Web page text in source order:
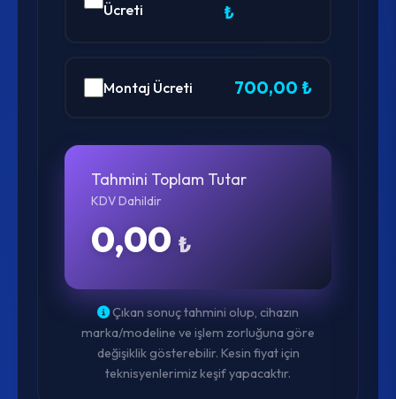
Ücreti
₺
Montaj Ücreti 700,00 ₺
Tahmini Toplam Tutar
KDV Dahildir
0,00 ₺
Çıkan sonuç tahmini olup, cihazın
marka/modeline ve işlem zorluğuna göre
değişiklik gösterebilir. Kesin fiyat için
teknisyenlerimiz keşif yapacaktır.